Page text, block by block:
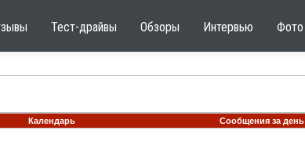
Тест-драйвы Обзоры Интервью Фото
Календарь Сообщения за день